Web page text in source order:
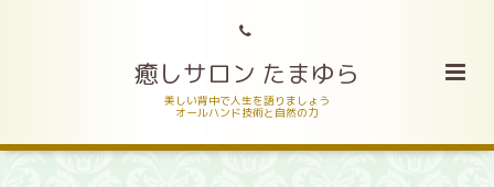
癒しサロン たまゆら
美しい背中で人生を語りましょう
オールハンド技術と自然の力